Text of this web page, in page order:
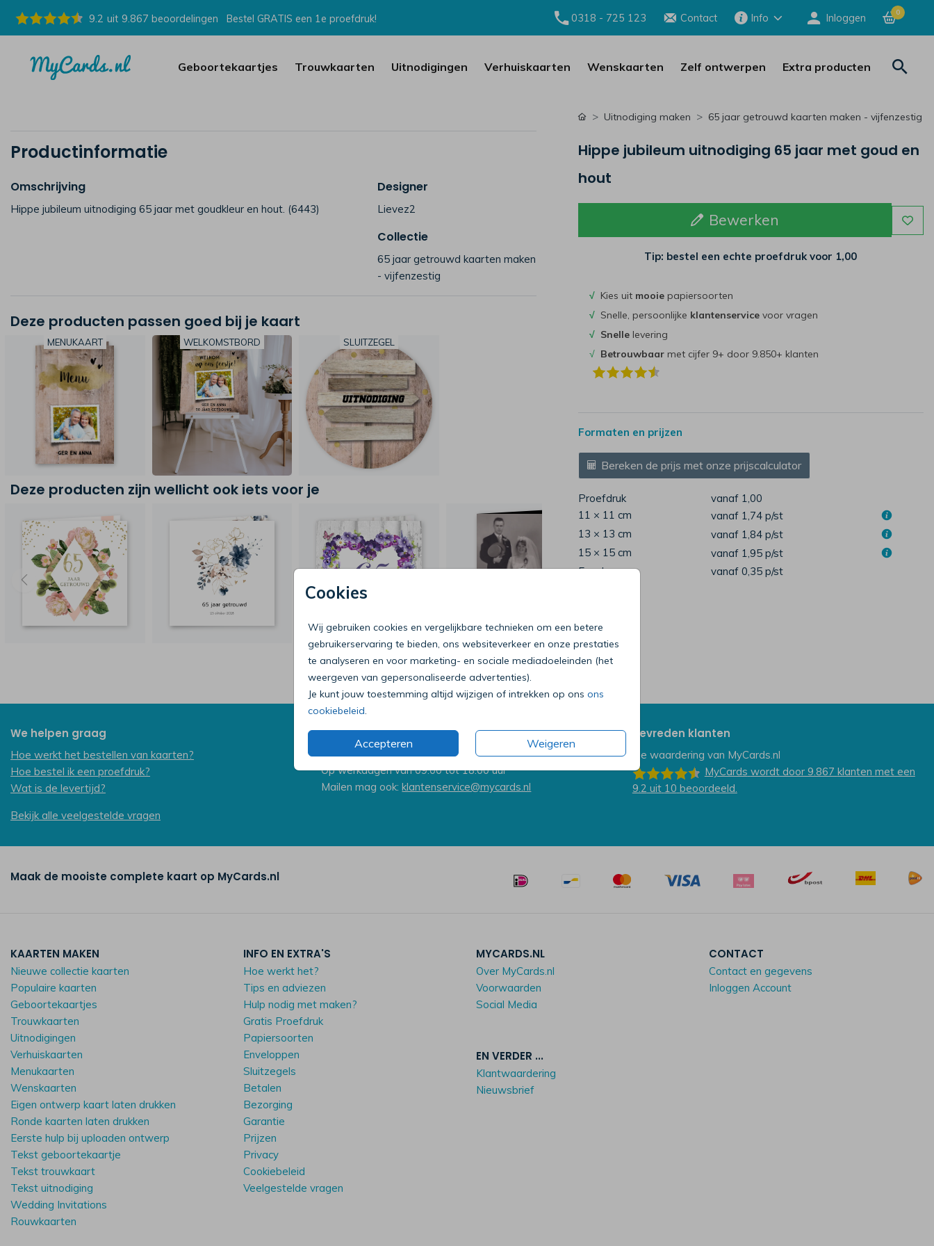
9.2 uit 9.867 beoordelingen Bestel GRATIS een 1e proefdruk! 0318 - 725 123 Contact Info Inloggen 0
Geboortekaartjes Trouwkaarten Uitnodigingen Verhuiskaarten Wenskaarten Zelf ontwerpen Extra producten
Cookies
Wij gebruiken cookies en vergelijkbare technieken om een betere
gebruikerservaring te bieden, ons websiteverkeer en onze prestaties
te analyseren en voor marketing- en sociale mediadoeleinden (het
weergeven van gepersonaliseerde advertenties).
Je kunt jouw toestemming altijd wijzigen of intrekken op ons ons
cookiebeleid.
Accepteren Weigeren
Productinformatie
Omschrijving
Hippe jubileum uitnodiging 65 jaar met goudkleur en hout. (6443)
Designer
Lievez2
Collectie
65 jaar getrouwd kaarten maken
- vijfenzestig
Deze producten passen goed bij je kaart
MENUKAART WELKOMSTBORD SLUITZEGEL
Deze producten zijn wellicht ook iets voor je
Uitnodiging maken 65 jaar getrouwd kaarten maken - vijfenzestig
Hippe jubileum uitnodiging 65 jaar met goud en
hout
Bewerken
Tip: bestel een echte proefdruk voor 1,00
√Kies uit mooie papiersoorten
√Snelle, persoonlijke klantenservicevoor vragen
√ Snellelevering
√ Betrouwbaarmet cijfer 9+ door 9.850+ klanten
Formaten en prijzen
Bereken de prijs met onze prijscalculator
Proefdruk
vanaf 1,00
11 × 11 cm
vanaf 1,74 p/st
13 × 13 cm
vanaf 1,84 p/st
15 × 15 cm
vanaf 1,95 p/st
Enveloppen
vanaf 0,35 p/st
We helpen graag
Hoe werkt het bestellen van kaarten?
Hoe bestel ik een proefdruk?
Wat is de levertijd?
Bekijk alle veelgestelde vragen
Bel onze klantenservice
0318 - 72 51 23
Op werkdagen van 09:00 tot 18:00 uur
Mailen mag ook:klantenservice@mycards.nl
Tevreden klanten
De waardering van MyCards.nl
MyCards wordt door 9.867 klanten met een
9.2 uit 10 beoordeeld.
Maak de mooiste complete kaart op MyCards.nl
KAARTEN MAKEN
Nieuwe collectie kaarten
Populaire kaarten
Geboortekaartjes
Trouwkaarten
Uitnodigingen
Verhuiskaarten
Menukaarten
Wenskaarten
Eigen ontwerp kaart laten drukken
Ronde kaarten laten drukken
Eerste hulp bij uploaden ontwerp
Tekst geboortekaartje
Tekst trouwkaart
Tekst uitnodiging
Wedding Invitations
Rouwkaarten
INFO EN EXTRA'S
Hoe werkt het?
Tips en adviezen
Hulp nodig met maken?
Gratis Proefdruk
Papiersoorten
Enveloppen
Sluitzegels
Betalen
Bezorging
Garantie
Prijzen
Privacy
Cookiebeleid
Veelgestelde vragen
MYCARDS.NL
Over MyCards.nl
Voorwaarden
Social Media
EN VERDER ...
Klantwaardering
Nieuwsbrief
CONTACT
Contact en gegevens
Inloggen Account